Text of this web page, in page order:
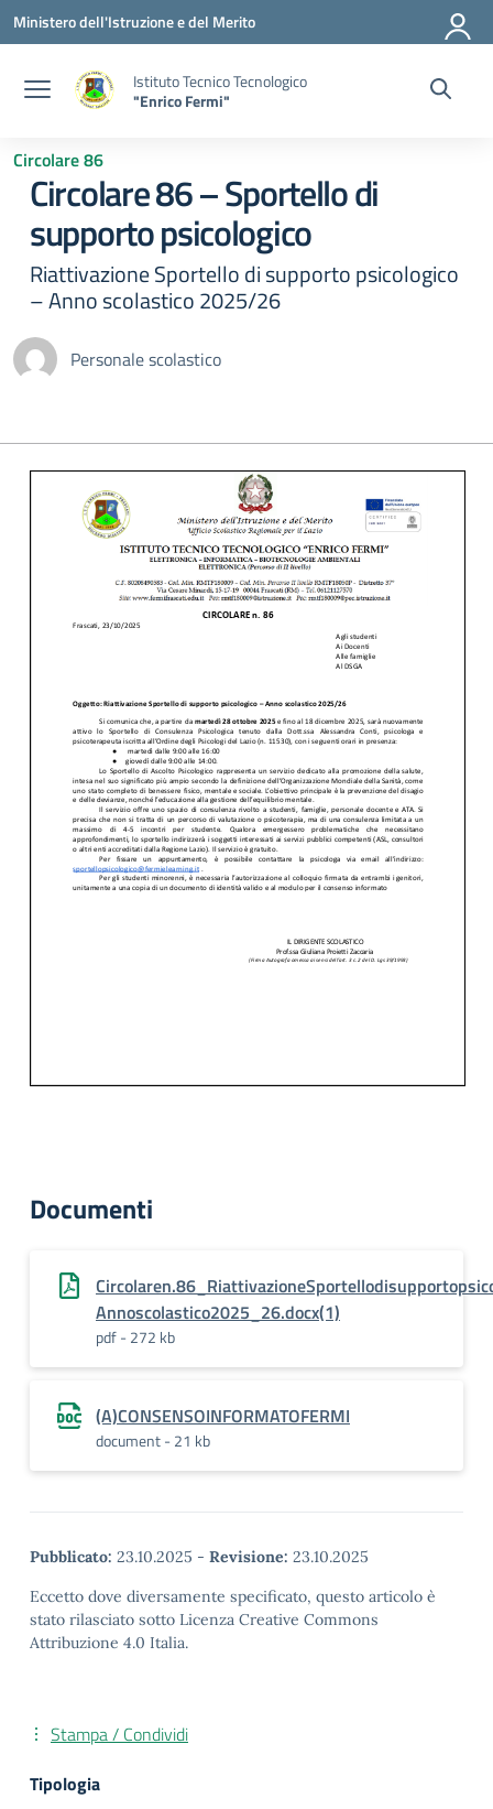
Vai ai contenuti
Vai al menu di navigazione
Vai al footer
Ministero dell'Istruzione e del Merito
Istituto Tecnico Tecnologico
"Enrico Fermi"
Circolare 86
Circolare 86 – Sportello di
supporto psicologico
Riattivazione Sportello di supporto psicologico
– Anno scolastico 2025/26
Personale scolastico
Documenti
Annoscolastico2025_26.docx(1)
pdf - 272 kb
(A)CONSENSOINFORMATOFERMI
document - 21 kb
Pubblicato: 23.10.2025 - Revisione: 23.10.2025
Eccetto dove diversamente specificato, questo articolo è
stato rilasciato sotto Licenza Creative Commons
Attribuzione 4.0 Italia.
Stampa / Condividi
Tipologia